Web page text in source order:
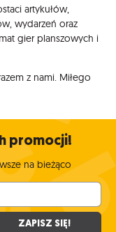
artykułów,
wydarzeń oraz
gier planszowych i
z nami. Miłego
promocji!
na bieżąco
ZAPISZ SIĘ!